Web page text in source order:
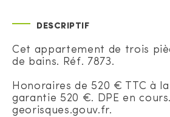
DESCRIPTIF
Cet appartement de trois
de bains. Réf. 7873.
Honoraires de 520 € TTC à
garantie 520 €. DPE en
georisques.gouv.fr.